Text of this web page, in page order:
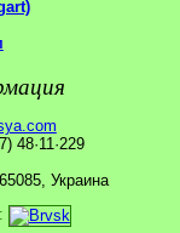
48·11·229
Украина